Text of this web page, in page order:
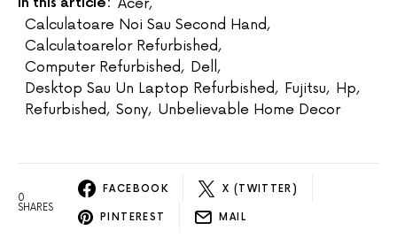
Acer,
Calculatoare Noi Sau Second Hand,
Calculatoarelor Refurbished,
Computer Refurbished, Dell,
Desktop Sau Un Laptop Refurbished, Fujitsu, Hp,
Refurbished, Sony, Unbelievable Home Decor
0
SHARES
FACEBOOK X (TWITTER)
PINTEREST MAIL